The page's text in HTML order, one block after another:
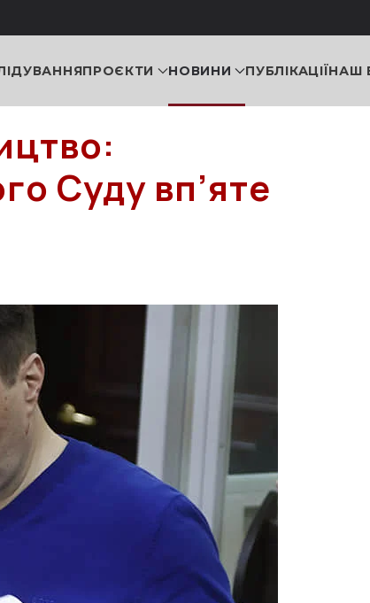
ПРОЄКТИ НОВИНИ ПУБЛІКАЦІЇНАШ
Суду вп’яте